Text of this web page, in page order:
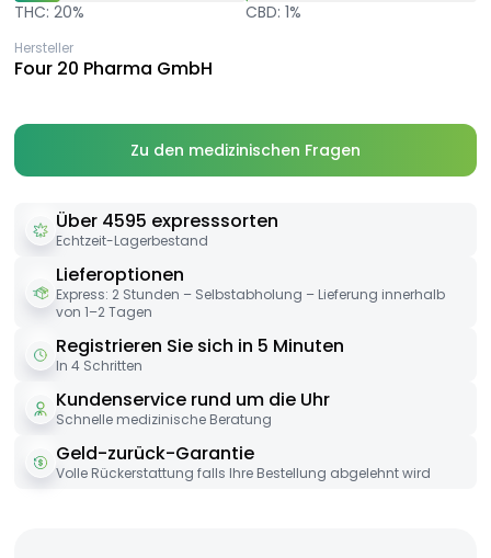
THC: 20% CBD: 1%
Hersteller
Four 20 Pharma GmbH
Zu den medizinischen Fragen
Über 4595 expresssorten
Echtzeit-Lagerbestand
Lieferoptionen
Express: 2 Stunden – Selbstabholung – Lieferung innerhalb
von 1–2 Tagen
Registrieren Sie sich in 5 Minuten
In 4 Schritten
Kundenservice rund um die Uhr
Schnelle medizinische Beratung
Geld-zurück-Garantie
Volle Rückerstattung falls Ihre Bestellung abgelehnt wird